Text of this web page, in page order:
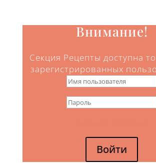
Внимание!
Секция Рецепты доступна
зарегистрированных
Войти